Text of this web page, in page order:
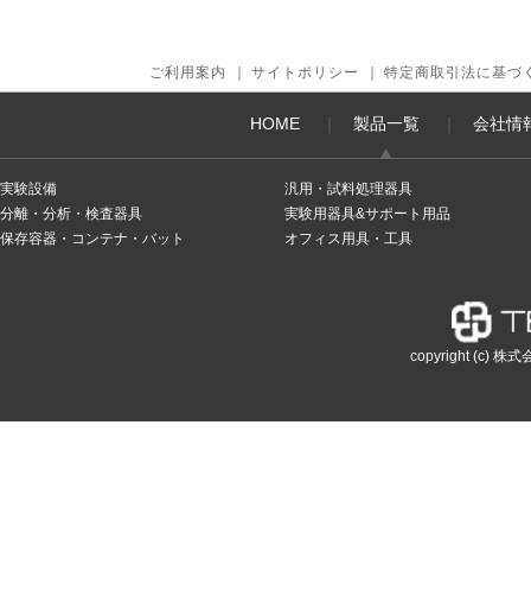
ご利用案内 サイトポリシー 特定商取引法に基づ
HOME 製品一覧 会社情
実験設備
汎用・試料処理器具
分離・分析・検査器具
実験用器具&サポート用品
保存容器・コンテナ・バット
オフィス用具・工具
copyright (c) 株式